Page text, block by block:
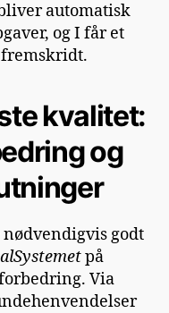
automatisk
og I får et
kvalitet:
og
godt
på
Via